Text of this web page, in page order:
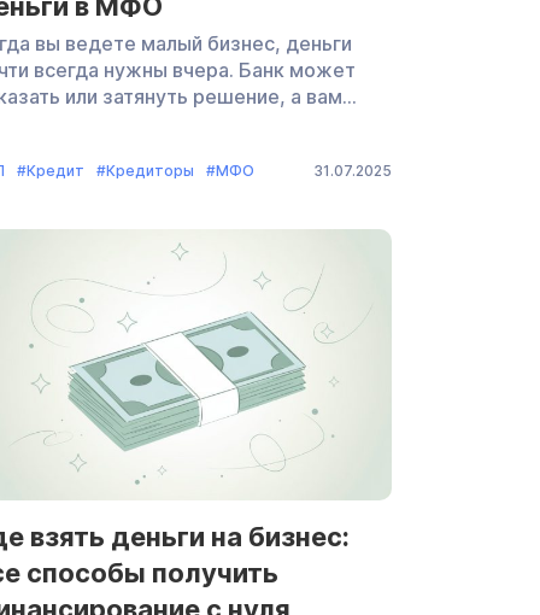
вы ведете малый бизнес, деньги
всегда нужны вчера. Банк может
или затянуть решение, а вам
бизнеса? Как выбрать МФО, обойти
В этой статье — коротко
делу: какие бывают микрозаймы, как
оформлять и на что смотреть
Что такое микрозаймы для
Микрозайм для малого […]
#Кредит #Кредиторы #МФО 31.07.2025
взять деньги на бизнес:
способы получить